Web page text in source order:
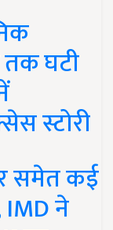
तक घटी
स्टोरी
समेत कई
IMD ने